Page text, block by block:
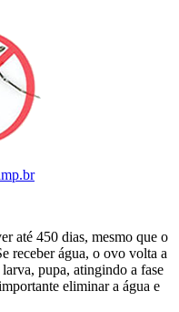
até 450 dias, mesmo que o
receber água, o ovo volta a
pupa, atingindo a fase
eliminar a água e